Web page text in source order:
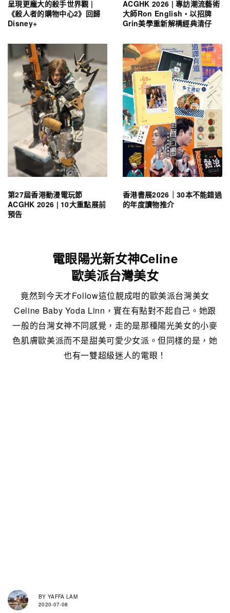
呈現更龐大的殺手世界觀 |
《殺人者的購物中心2》回歸
Disney+
ACGHK 2026 | 專訪潮流藝術
大師Ron English・以招牌
Grin美學重新解構經典清仔
第27屆香港動漫電玩節
ACGHK 2026 | 10大重點展前
預告
香港書展2026｜30本不能錯過
的年度讀物推介
電眼陽光新女神Celine
歐美派台灣美女
竟然到今天才Follow這位靚成咁的歐美派台灣美女
Celine Baby Yoda Linn，實在有點對不起自己。她跟
一般的台灣女神不同感覺，走的是那種陽光美女的小麥
色肌膚歐美派而不是甜美可愛少女派。但同樣的是，她
也有一雙超級迷人的電眼！
BY YAFFA LAM
2020-07-08